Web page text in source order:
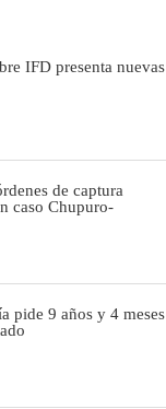
IFD presenta nuevas
de captura
caso Chupuro-
pide 9 años y 4 meses